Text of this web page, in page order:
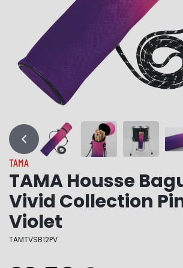
…
TAMA
TAMA Housse
Vivid Collection
Violet
TAMTVSB12PV